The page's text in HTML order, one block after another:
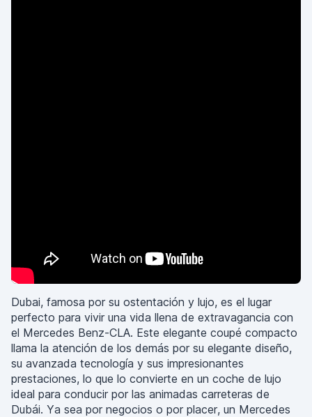
Dubai, famosa por su ostentación y lujo, es el lugar
perfecto para vivir una vida llena de extravagancia con
el Mercedes Benz-CLA. Este elegante coupé compacto
llama la atención de los demás por su elegante diseño,
su avanzada tecnología y sus impresionantes
prestaciones, lo que lo convierte en un coche de lujo
ideal para conducir por las animadas carreteras de
Dubái. Ya sea por negocios o por placer, un Mercedes